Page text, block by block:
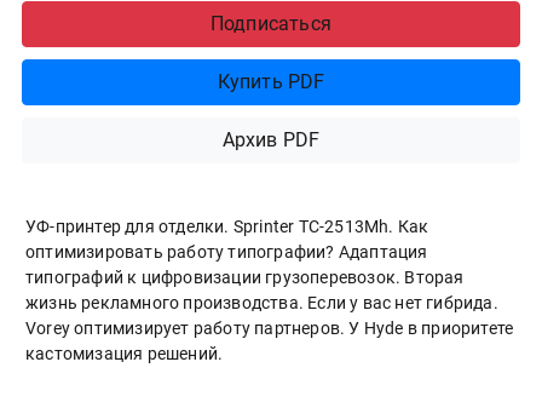
Подписаться
Купить PDF
Архив PDF
УФ-принтер для отделки. Sprinter ТС-2513Mh. Как
оптимизировать работу типографии? Адаптация
типографий к цифровизации грузоперевозок. Вторая
жизнь рекламного производства. Если у вас нет гибрида.
Vorey оптимизирует работу партнеров. У Hyde в приоритете
кастомизация решений.